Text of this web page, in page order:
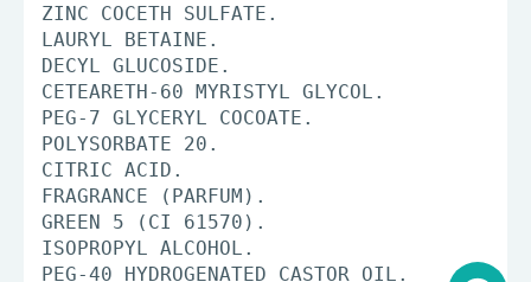
ZINC COCETH SULFATE.
LAURYL BETAINE.
DECYL GLUCOSIDE.
CETEARETH-60 MYRISTYL GLYCOL.
PEG-7 GLYCERYL COCOATE.
POLYSORBATE 20.
CITRIC ACID.
FRAGRANCE (PARFUM).
GREEN 5 (CI 61570).
ISOPROPYL ALCOHOL.
PEG-40 HYDROGENATED CASTOR OIL.